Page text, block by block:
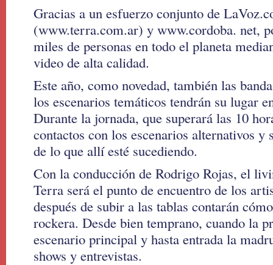
Gracias a un esfuerzo conjunto de
(www.terra.com.ar) y www.cordoba. net,
miles de personas en todo el planeta
video de alta calidad.
Este año, como novedad, también las
los escenarios temáticos tendrán su lugar
Durante la jornada, que superará las 10
contactos con los escenarios alternativos y
de lo que allí esté sucediendo.
Con la conducción de Rodrigo Rojas, el
Terra será el punto de encuentro de los
después de subir a las tablas contarán
rockera. Desde bien temprano, cuando la
escenario principal y hasta entrada la
shows y entrevistas.